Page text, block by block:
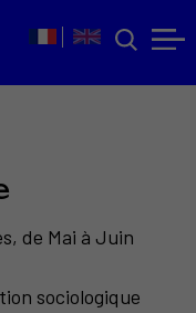
de Mai à Juin
sociologique